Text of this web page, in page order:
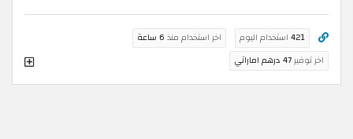
421 استخدام اليوم اخر استخدام منذ 6 ساعة
اخر توفير47 درهم اماراتي